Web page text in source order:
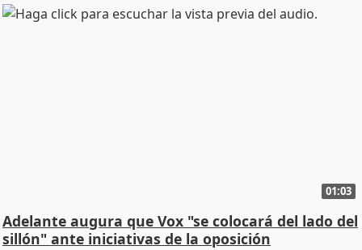
01:03
Adelante augura que Vox "se colocará del lado del
sillón" ante iniciativas de la oposición